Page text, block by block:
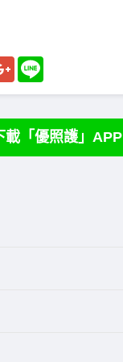
Google+
載「優照護」APP